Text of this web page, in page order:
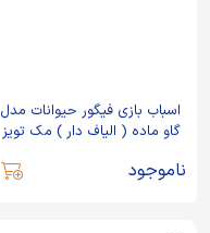
اسباب بازی فیگور حیوانات مدل
گاو ماده ( الیاف دار ) مک تویز
ناموجود